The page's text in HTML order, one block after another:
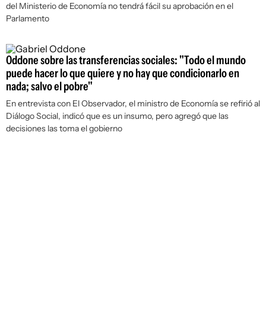
del Ministerio de Economía no tendrá fácil su aprobación en el
Parlamento
Oddone sobre las transferencias sociales: "Todo el mundo
puede hacer lo que quiere y no hay que condicionarlo en
nada; salvo el pobre"
En entrevista con El Observador, el ministro de Economía se refirió al
Diálogo Social, indicó que es un insumo, pero agregó que las
decisiones las toma el gobierno